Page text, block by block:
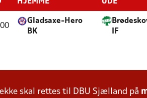
HJEMME UDE
Gladsaxe-Hero
BK
IF
skal rettes til DBU Sjælland på